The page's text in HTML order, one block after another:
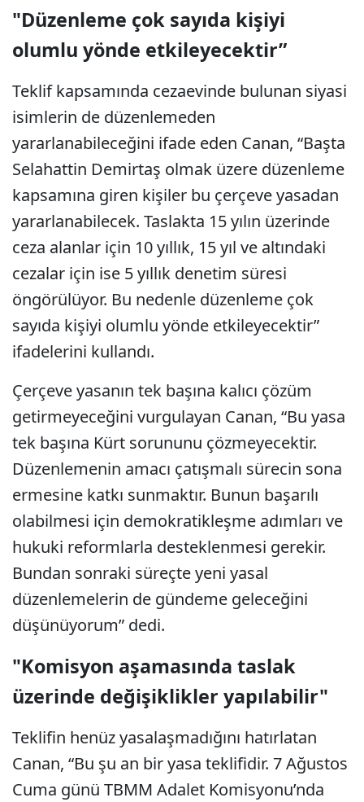
"Düzenleme çok sayıda kişiyi
olumlu yönde etkileyecektir”
Teklif kapsamında cezaevinde bulunan siyasi
isimlerin de düzenlemeden
yararlanabileceğini ifade eden Canan, “Başta
Selahattin Demirtaş olmak üzere düzenleme
kapsamına giren kişiler bu çerçeve yasadan
yararlanabilecek. Taslakta 15 yılın üzerinde
ceza alanlar için 10 yıllık, 15 yıl ve altındaki
cezalar için ise 5 yıllık denetim süresi
öngörülüyor. Bu nedenle düzenleme çok
sayıda kişiyi olumlu yönde etkileyecektir”
ifadelerini kullandı.
Çerçeve yasanın tek başına kalıcı çözüm
getirmeyeceğini vurgulayan Canan, “Bu yasa
tek başına Kürt sorununu çözmeyecektir.
Düzenlemenin amacı çatışmalı sürecin sona
ermesine katkı sunmaktır. Bunun başarılı
olabilmesi için demokratikleşme adımları ve
hukuki reformlarla desteklenmesi gerekir.
Bundan sonraki süreçte yeni yasal
düzenlemelerin de gündeme geleceğini
düşünüyorum” dedi.
"Komisyon aşamasında taslak
üzerinde değişiklikler yapılabilir"
Teklifin henüz yasalaşmadığını hatırlatan
Canan, “Bu şu an bir yasa teklifidir. 7 Ağustos
Cuma günü TBMM Adalet Komisyonu’nda